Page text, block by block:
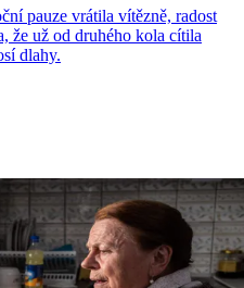
pauze vrátila vítězně, radost
že už od druhého kola cítila
dlahy.